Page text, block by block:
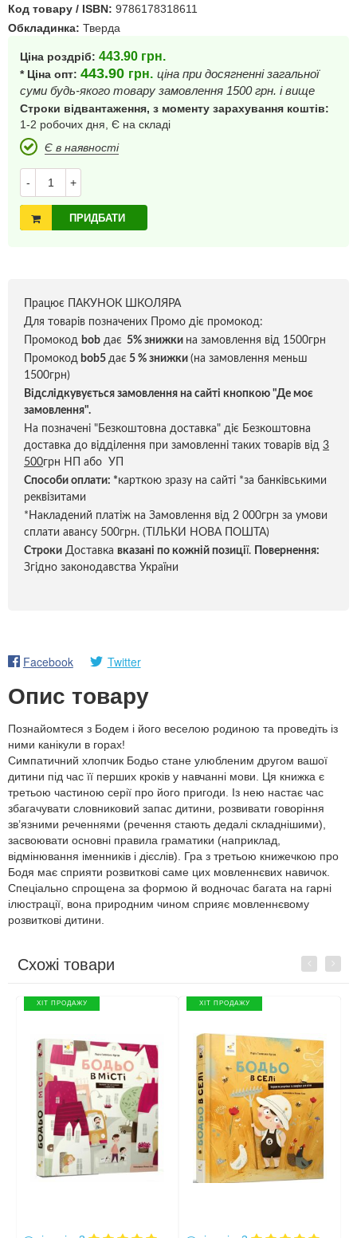
Код товару / ISBN: 9786178318611
Обкладинка: Тверда
Ціна роздріб: 443.90 грн.
* Ціна опт: 443.90 грн. ціна при досягненні загальної
суми будь-якого товару замовлення 1500 грн. і вище
Строки відвантаження, з моменту зарахування коштів:
1-2 робочих дня, Є на складі
Є в наявності
- +
ПРИДБАТИ
Працює ПАКУНОК ШКОЛЯРА
Для товарів позначених Промо діє промокод:
Промокод bob дає 5% знижки на замовлення від 1500грн
Промокод bob5 дає 5 % знижки (на замовлення меньш
1500грн)
Відслідкувується замовлення на сайті кнопкою "Де моє
замовлення".
На позначені "Безкоштовна доставка" діє Безкоштовна
доставка до відділення при замовленні таких товарів від 3
500грн НП або УП
Способи оплати: *карткою зразу на сайті *за банківськими
реквізитами
*Накладений платіж на Замовлення від 2 000грн за умови
сплати авансу 500грн. (ТІЛЬКИ НОВА ПОШТА)
Строки Доставка вказані по кожній позиції.
Повернення:
Згідно законодавства України
Facebook Twitter
Опис товару
Познайомтеся з Бодем і його веселою родиною та проведіть із
ними канікули в горах!
Симпатичний хлопчик Бодьо стане улюбленим другом вашої
дитини під час її перших кроків у навчанні мови. Ця книжка є
третьою частиною серії про його пригоди. Із нею настає час
збагачувати словниковий запас дитини, розвивати говоріння
зв’язними реченнями (речення стають дедалі складнішими),
засвоювати основні правила граматики (наприклад,
відмінювання іменників і дієслів). Гра з третьою книжечкою про
Бодя має сприяти розвиткові саме цих мовленнєвих навичок.
Спеціально спрощена за формою й водночас багата на гарні
ілюстрації, вона природним чином сприяє мовленнєвому
розвиткові дитини.
Схожі товари Previous
ХІТ ПРОДАЖУ ХІТ ПРОДАЖУ
Next